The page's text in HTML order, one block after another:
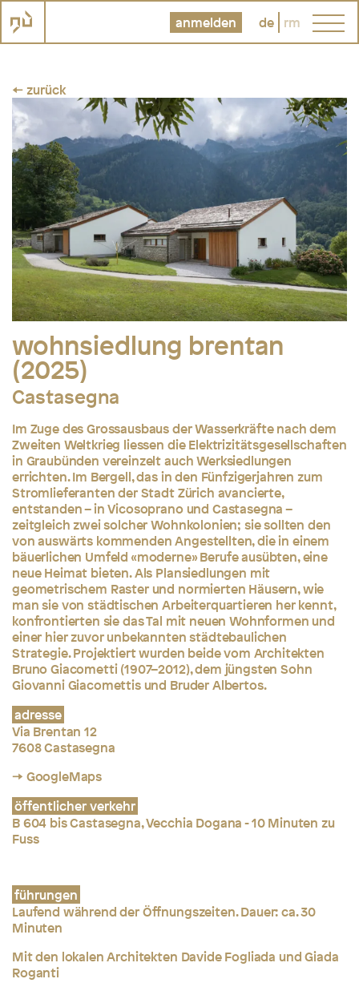
anmelden de rm
← zurück
wohnsiedlung brentan
(2025)
Castasegna
Im Zuge des Grossausbaus der Wasserkräfte nach dem
Zweiten Weltkrieg liessen die Elektrizitätsgesellschaften
in Graubünden vereinzelt auch Werksiedlungen
errichten. Im Bergell, das in den Fünfzigerjahren zum
Stromlieferanten der Stadt Zürich avancierte,
entstanden – in Vicosoprano und Castasegna –
zeitgleich zwei solcher Wohnkolonien; sie sollten den
von auswärts kommenden Angestellten, die in einem
bäuerlichen Umfeld «moderne» Berufe ausübten, eine
neue Heimat bieten. Als Plansiedlungen mit
geometrischem Raster und normierten Häusern, wie
man sie von städtischen Arbeiterquartieren her kennt,
konfrontierten sie das Tal mit neuen Wohnformen und
einer hier zuvor unbekannten städtebaulichen
Strategie. Projektiert wurden beide vom Architekten
Bruno Giacometti (1907–2012), dem jüngsten Sohn
Giovanni Giacomettis und Bruder Albertos.
adresse
Via Brentan 12
7608 Castasegna
→ GoogleMaps
öffentlicher verkehr
B 604 bis Castasegna, Vecchia Dogana - 10 Minuten zu
Fuss
führungen
Laufend während der Öffnungszeiten. Dauer: ca. 30
Minuten
Mit den lokalen Architekten Davide Fogliada und Giada
Roganti